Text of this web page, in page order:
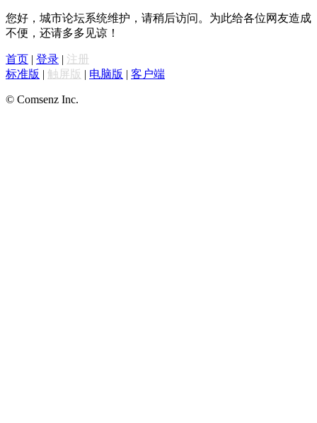
您好，城市论坛系统维护，请稍后访问。为此给各位网友造成
不便，还请多多见谅！
首页 | 登录 | 注册
标准版 | 触屏版 | 电脑版 | 客户端
© Comsenz Inc.